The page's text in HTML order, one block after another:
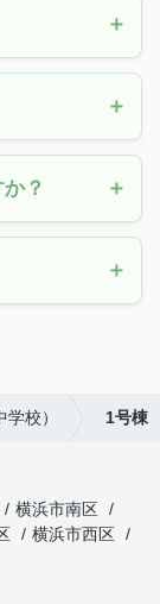
？
校） 1号棟
横浜市南区
横浜市西区